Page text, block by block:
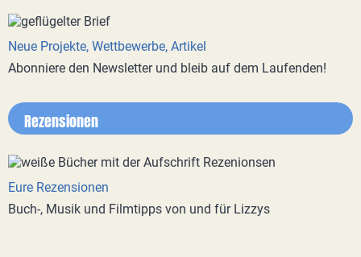
Neue Projekte, Wettbewerbe, Artikel
Abonniere den Newsletter und bleib auf dem Laufenden!
Rezensionen
Eure Rezensionen
Buch-, Musik und Filmtipps von und für Lizzys